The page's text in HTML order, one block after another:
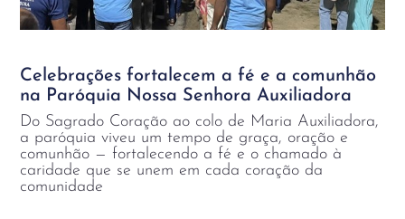
Celebrações fortalecem a fé e a comunhão
na Paróquia Nossa Senhora Auxiliadora
Do Sagrado Coração ao colo de Maria Auxiliadora,
a paróquia viveu um tempo de graça, oração e
comunhão — fortalecendo a fé e o chamado à
caridade que se unem em cada coração da
comunidade